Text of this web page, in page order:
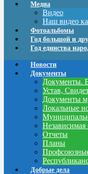
Медиа
Видео
Наш видео
Фотоальбомы
Год большой и
Год единства
Новости
Документы
Документы.
Устав,
Документы
Локальные
Независимая
Отчеты
Планы
Добрые дела